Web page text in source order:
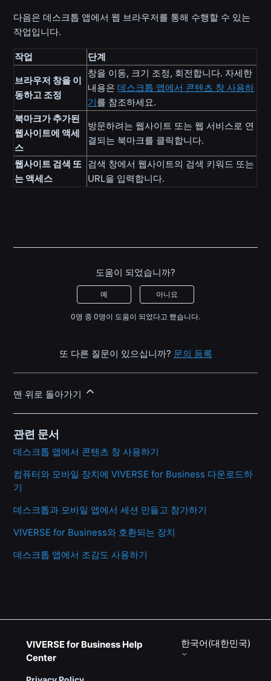
다음은 데스크톱 앱에서 웹 브라우저를 통해 수행할 수 있는
작업입니다.
작업 단계
브라우저 창을 이
동하고 조정
창을 이동, 크기 조정, 회전합니다. 자세한
내용은데스크톱 앱에서 콘텐츠 창 사용하
기를 참조하세요.
북마크가 추가된
웹사이트에 액세
스
방문하려는 웹사이트 또는 웹 서비스로 연
결되는 북마크를 클릭합니다.
웹사이트 검색 또
는 액세스
검색 창에서 웹사이트의 검색 키워드 또는
URL을 입력합니다.
도움이 되었습니까?
예 아니요
0명 중 0명이 도움이 되었다고 했습니다.
또 다른 질문이 있으십니까? 문의 등록
맨 위로 돌아가기
관련 문서
데스크톱 앱에서 콘텐츠 창 사용하기
컴퓨터와 모바일 장치에 VIVERSE for Business 다운로드하
기
데스크톱과 모바일 앱에서 세션 만들고 참가하기
VIVERSE for Business와 호환되는 장치
데스크톱 앱에서 조감도 사용하기
VIVERSE for Business Help
Center
한국어(대한민국)